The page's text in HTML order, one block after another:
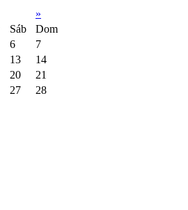
»
Sáb
Dom
6
7
13
14
20
21
27
28